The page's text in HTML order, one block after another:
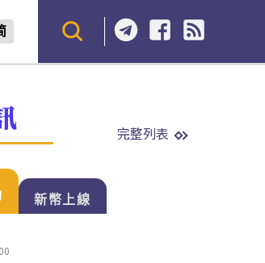
完整列表
新幣上線